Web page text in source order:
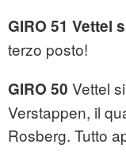
GIRO 51 Vettel
terzo posto!
GIRO 50 Vettel
Verstappen, il
Rosberg. Tutto